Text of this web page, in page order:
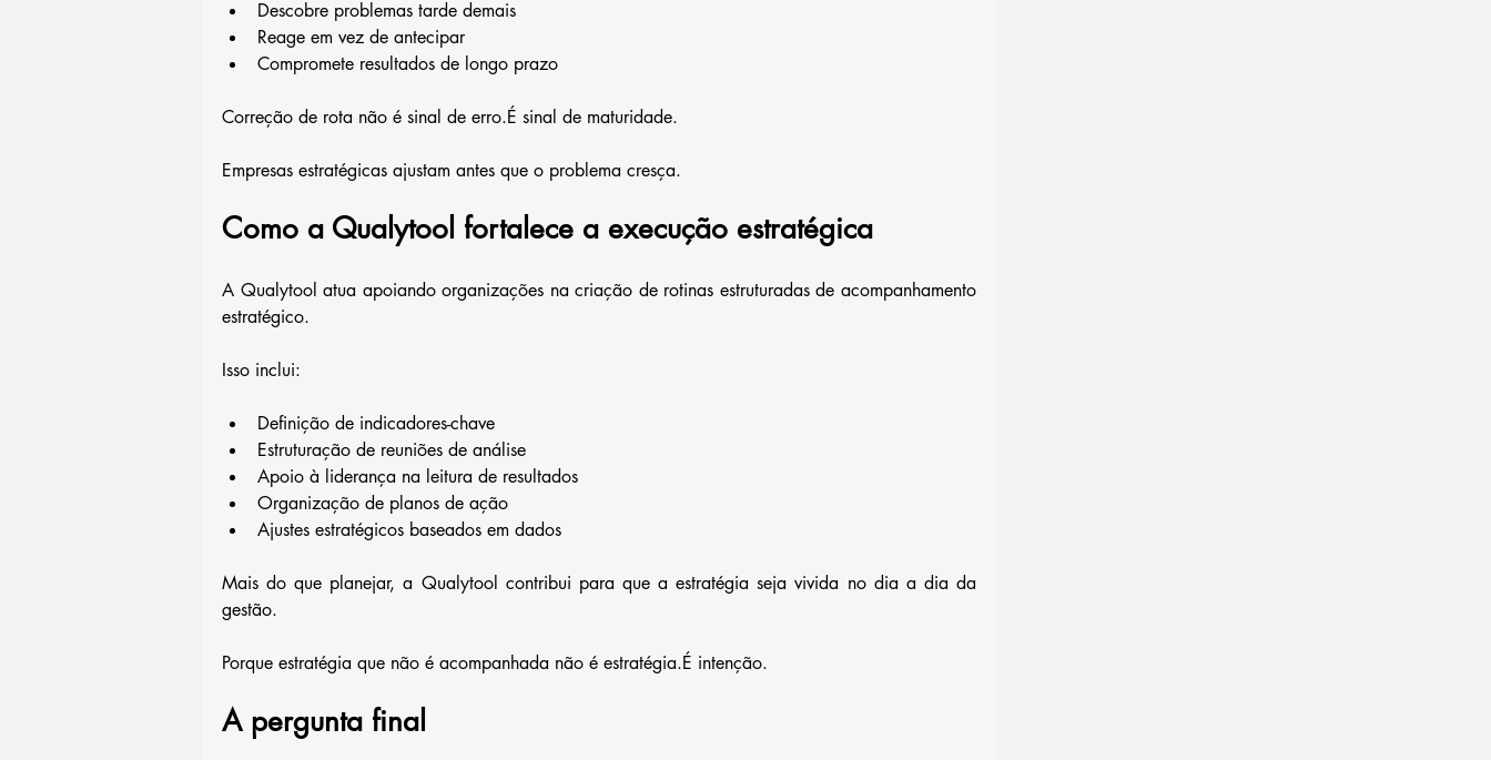
Descobre problemas tarde demais
Reage em vez de antecipar
Compromete resultados de longo prazo
Correção de rota não é sinal de erro.É sinal de maturidade.
Empresas estratégicas ajustam antes que o problema cresça.
Como a Qualytool fortalece a execução estratégica
A Qualytool atua apoiando organizações na criação de rotinas estruturadas de acompanhamento
estratégico.
Isso inclui:
Definição de indicadores-chave
Estruturação de reuniões de análise
Apoio à liderança na leitura de resultados
Organização de planos de ação
Ajustes estratégicos baseados em dados
Mais do que planejar, a Qualytool contribui para que a estratégia seja vivida no dia a dia da
gestão.
Porque estratégia que não é acompanhada não é estratégia.É intenção.
A pergunta final